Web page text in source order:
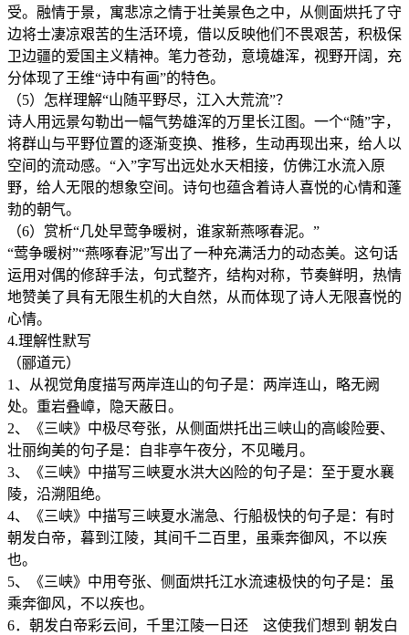
受。融情于景，寓悲凉之情于壮美景色之中，从侧面烘托了守
边将士凄凉艰苦的生活环境，借以反映他们不畏艰苦，积极保
卫边疆的爱国主义精神。笔力苍劲，意境雄浑，视野开阔，充
分体现了王维“诗中有画”的特色。
（5）怎样理解“山随平野尽，江入大荒流”？
诗人用远景勾勒出一幅气势雄浑的万里长江图。一个“随”字，
将群山与平野位置的逐渐变换、推移，生动再现出来，给人以
空间的流动感。“入”字写出远处水天相接，仿佛江水流入原
野，给人无限的想象空间。诗句也蕴含着诗人喜悦的心情和蓬
勃的朝气。
（6）赏析“几处早莺争暖树，谁家新燕啄春泥。”
“莺争暖树”“燕啄春泥”写出了一种充满活力的动态美。这句话
运用对偶的修辞手法，句式整齐，结构对称，节奏鲜明，热情
地赞美了具有无限生机的大自然，从而体现了诗人无限喜悦的
心情。
4.理解性默写
（郦道元）
1、从视觉角度描写两岸连山的句子是：两岸连山，略无阙
处。重岩叠嶂，隐天蔽日。
2、《三峡》中极尽夸张，从侧面烘托出三峡山的高峻险要、
壮丽绚美的句子是：自非亭午夜分，不见曦月。
3、《三峡》中描写三峡夏水洪大凶险的句子是：至于夏水襄
陵，沿溯阻绝。
4、《三峡》中描写三峡夏水湍急、行船极快的句子是：有时
朝发白帝，暮到江陵，其间千二百里，虽乘奔御风，不以疾
也。
5、《三峡》中用夸张、侧面烘托江水流速极快的句子是：虽
乘奔御风，不以疾也。
6．朝发白帝彩云间，千里江陵一日还 这使我们想到 朝发白